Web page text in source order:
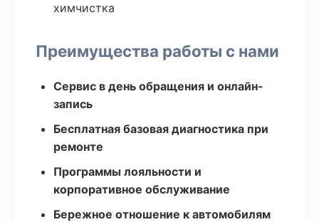
химчистка
Преимущества работы с нами
Сервис в день обращения и онлайн-
запись
Бесплатная базовая диагностика при
ремонте
Программы лояльности и
корпоративное обслуживание
Бережное отношение к автомобилям